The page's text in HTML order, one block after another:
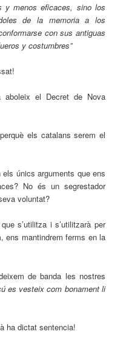
y menos eficaces, sino los
de la memoria a los
con sus antiguas
y costumbres”
el Decret de Nova
els catalans serem el
únics arguments que ens
No és un segrestador
voluntat?
s’utilitza i s’utilitzarà per
ens mantindrem ferms en la
de banda les nostres
es vesteix com bonament li
ha dictat sentencia!